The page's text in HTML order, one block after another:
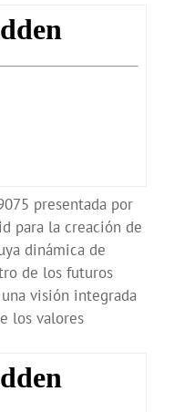
presentada por
para la creación de
dinámica de
de los futuros
visión integrada
los valores